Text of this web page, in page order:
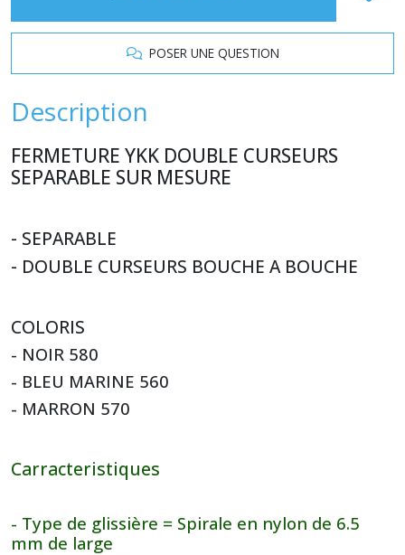
POSER UNE QUESTION
Description
FERMETURE YKK DOUBLE CURSEURS
SEPARABLE SUR MESURE
- SEPARABLE
- DOUBLE CURSEURS BOUCHE A BOUCHE
COLORIS
- NOIR 580
- BLEU MARINE 560
- MARRON 570
Carracteristiques
- Type de glissière = Spirale en nylon de 6.5
mm de large